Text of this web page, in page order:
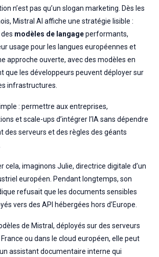
n’est pas qu’un slogan marketing. Dès les
Mistral AI affiche une stratégie lisible :
modèles de langageperformants,
usage pour les langues européennes et
approche ouverte, avec des modèles en
que les développeurs peuvent déployer sur
infrastructures.
: permettre aux entreprises,
et scale-ups d’intégrer l’IA sans dépendre
des serveurs et des règles des géants
cela, imaginons Julie, directrice digitale d’un
européen. Pendant longtemps, son
refusait que les documents sensibles
vers des API hébergées hors d’Europe.
de Mistral, déployés sur des serveurs
ou dans le cloud européen, elle peut
assistant documentaire interne qui